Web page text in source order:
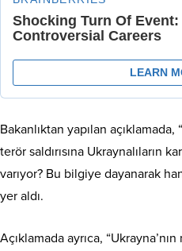
Bakanlıktan yapılan açıklamada,
terör saldırısına Ukraynalıların
varıyor? Bu bilgiye dayanarak
yer aldı.
Açıklamada ayrıca,